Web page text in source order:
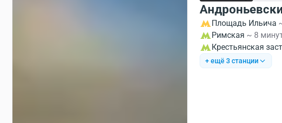
Площадь Ильича
Римская ~ 8
Крестьянская
+ ещё 3 станции